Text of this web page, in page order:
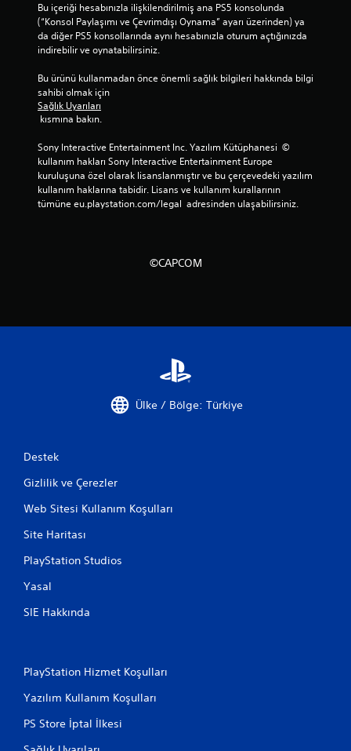
Bu içeriği hesabınızla ilişkilendirilmiş ana PS5 konsolunda
(“Konsol Paylaşımı ve Çevrimdışı Oynama” ayarı üzerinden) ya
da diğer PS5 konsollarında aynı hesabınızla oturum açtığınızda
indirebilir ve oynatabilirsiniz.
Bu ürünü kullanmadan önce önemli sağlık bilgileri hakkında bilgi
sahibi olmak için
Sağlık Uyarıları
kısmına bakın.
Sony Interactive Entertainment Inc. Yazılım Kütüphanesi  ©
kullanım hakları Sony Interactive Entertainment Europe
kuruluşuna özel olarak lisanslanmıştır ve bu çerçevedeki yazılım
kullanım haklarına tabidir. Lisans ve kullanım kurallarının
tümüne eu.playstation.com/legal  adresinden ulaşabilirsiniz.
©CAPCOM
Ülke / Bölge: Türkiye
Destek
Gizlilik ve Çerezler
Web Sitesi Kullanım Koşulları
Site Haritası
PlayStation Studios
Yasal
SIE Hakkında
PlayStation Hizmet Koşulları
Yazılım Kullanım Koşulları
PS Store İptal İlkesi